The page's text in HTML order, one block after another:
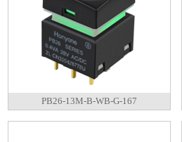
PB26-13M-B-WB-G-167